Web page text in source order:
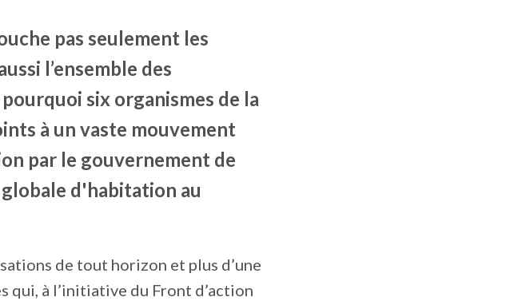
pas seulement les
l’ensemble des
six organismes de la
à un vaste mouvement
par le gouvernement de
d'habitation au
de tout horizon et plus d’une
qui, à l’initiative du Front d’action